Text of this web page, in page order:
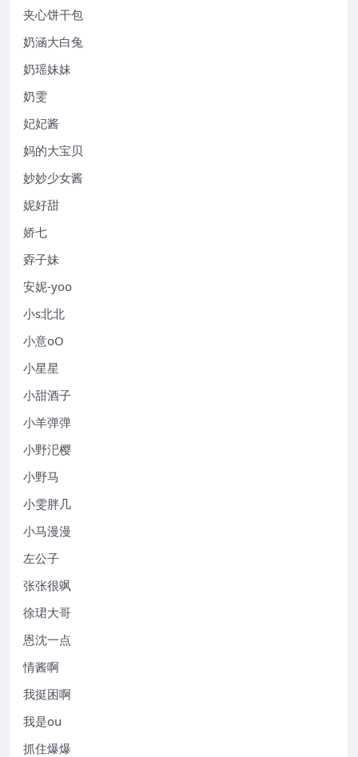
夹心饼干包
奶涵大白兔
奶瑶妹妹
奶雯
妃妃酱
妈的大宝贝
妙妙少女酱
妮好甜
娇七
孬子妹
安妮-yoo
小s北北
小意oO
小星星
小甜酒子
小羊弹弹
小野汜樱
小野马
小雯胖几
小马漫漫
左公子
张张很飒
徐珺大哥
恩沈一点
情酱啊
我挺困啊
我是ou
抓住爆爆